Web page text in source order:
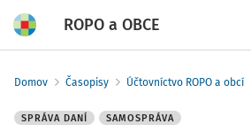
ROPO a OBCE
Domov Časopisy Účtovníctvo ROPO a obcí
SPRÁVA DANÍ SAMOSPRÁVA